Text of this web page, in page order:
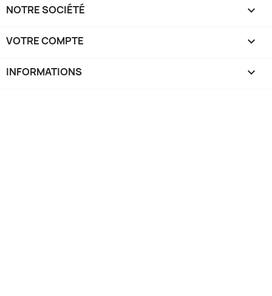
NOTRE SOCIÉTÉ 
VOTRE COMPTE 
INFORMATIONS keyboard_arrow_down